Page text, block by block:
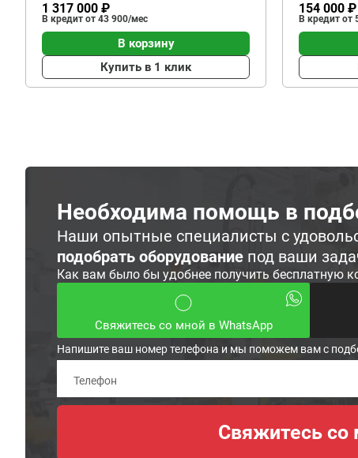
1 317 000 ₽
В кредит от 43 900/мес
В корзину
Купить в 1 клик
154 000 ₽
В кредит от
Необходима помощь в
Наши опытные специалисты с
подобрать оборудование под ваши
Как вам было бы удобнее получить бесплатную
Свяжитесь со мной в WhatsApp
Напишите ваш номер телефона и мы поможем вам с